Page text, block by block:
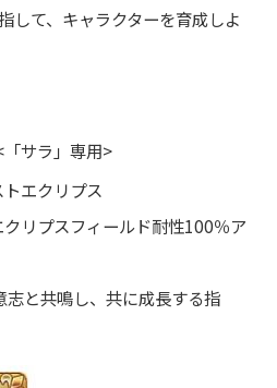
して、キャラクターを育成しよ
サラ」専用>
エクリプス
リプスフィールド耐性100％ア
志と共鳴し、共に成長する指